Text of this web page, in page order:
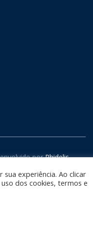
porPhidelis
sua experiência. Ao clicar
dos cookies, termos e